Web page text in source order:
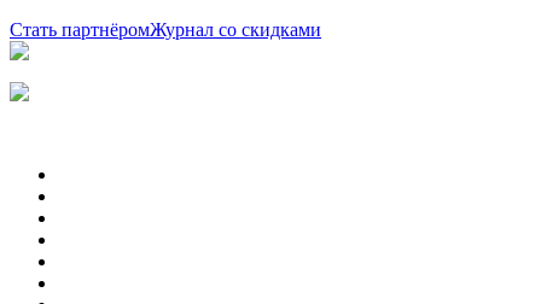
Стать партнёромЖурнал со скидками